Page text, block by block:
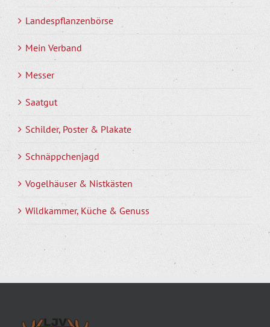
Landespflanzenbörse
Mein Verband
Messer
Saatgut
Schilder, Poster & Plakate
Schnäppchenjagd
Vogelhäuser & Nistkästen
Wildkammer, Küche & Genuss